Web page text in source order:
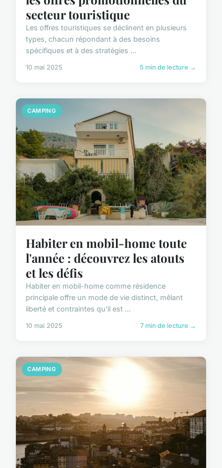
secteur touristique
Les offres touristiques se déclinent en plusieurs
types, chacun répondant à des besoins
spécifiques et à des stratégies ...
10 mai 2025 5 min de lecture →
CAMPING
Habiter en mobil-home toute
l'année : découvrez les atouts
et les défis
Habiter en mobil-home comme résidence
principale offre un mode de vie distinct, mêlant
liberté et contraintes qu'il est ...
10 mai 2025 7 min de lecture →
CAMPING